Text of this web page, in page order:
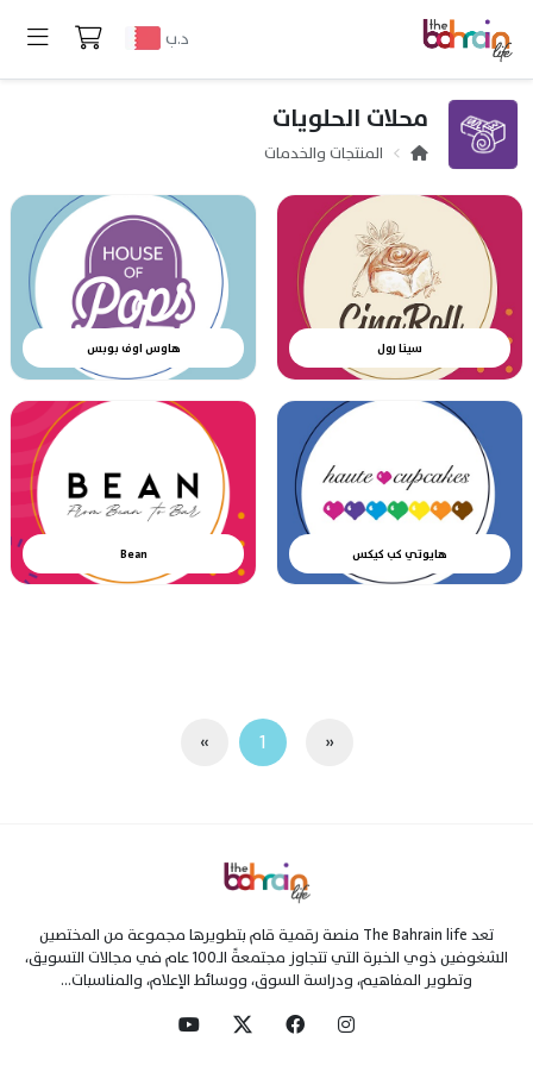
د.ب
محلات الحلويات
المنتجات والخدمات
سينا رول هاوس اوف بوبس
هايوتي كب كيكس Bean
«
1
»
تعد The Bahrain life منصة رقمية قام بتطويرها مجموعة من المختصين
الشغوفين ذوي الخبرة التي تتجاوز مجتمعةً الـ100 عام في مجالات التسويق،
وتطوير المفاهيم، ودراسة السوق، ووسائط الإعلام، والمناسبات...